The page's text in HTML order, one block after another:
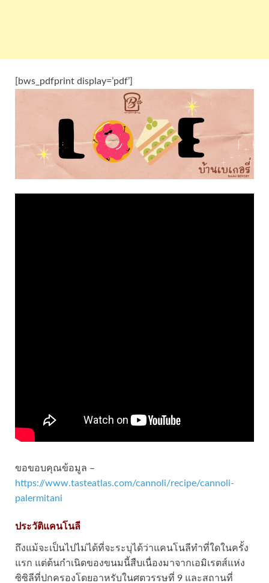
[bws_pdfprint display=’pdf’]
ขอขอบคุณข้อมูล –
https://www.tasteatlas.com/cannoli/recipe/cannoli-
palermitani
ประวัติแคนโนลี
ถึงแม้จะเป็นไปไม่ได้ที่จะระบุได้ว่าแคนโนลีทำที่ใดในครั้ง
แรก แต่ต้นกำเนิดของขนมนี้สืบเนื่องมาจากเอมิเรตส์แห่ง
ซิซิลีที่ปกครองโดยอาหรับในศตวรรษที่ 9 และสถานที่